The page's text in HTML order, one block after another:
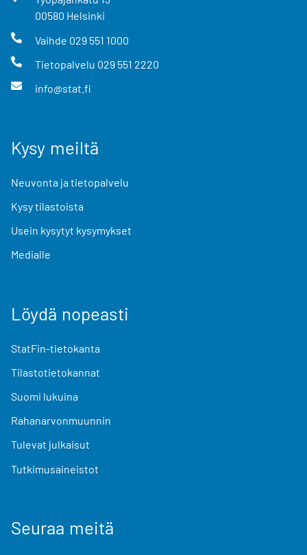
00580 Helsinki
Vaihde 029 551 1000
Tietopalvelu 029 551 2220
info@stat.fi
Kysy meiltä
Neuvonta ja tietopalvelu
Kysy tilastoista
Usein kysytyt kysymykset
Medialle
Löydä nopeasti
StatFin-tietokanta
Tilastotietokannat
Suomi lukuina
Rahanarvonmuunnin
Tulevat julkaisut
Tutkimusaineistot
Seuraa meitä